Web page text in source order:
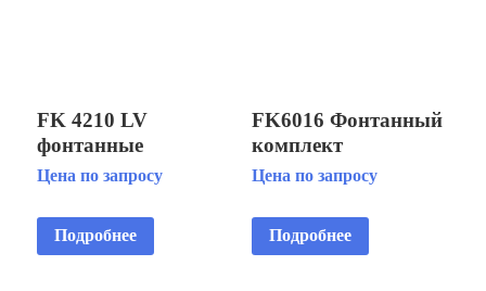
FK 4210 LV
фонтанные
комплекты
Цена по запросу
Подробнее
FK6016 Фонтанный
комплект
Цена по запросу
Подробнее